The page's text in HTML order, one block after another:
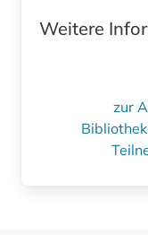
Weitere
zur